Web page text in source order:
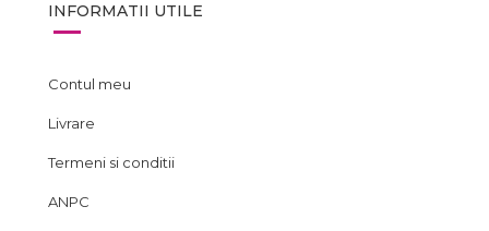
INFORMATII UTILE
Contul meu
Livrare
Termeni si conditii
ANPC